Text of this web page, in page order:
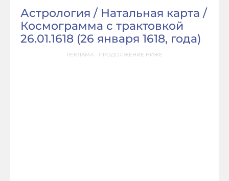
Астрология / Натальная карта /
Космограмма с трактовкой
26.01.1618 (26 января 1618, года)
РЕКЛАМА - ПРОДОЛЖЕНИЕ НИЖЕ